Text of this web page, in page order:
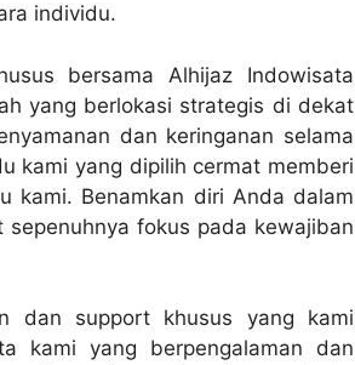
individu.
bersama Alhijaz Indowisata
yang berlokasi strategis di dekat
dan keringanan selama
kami yang dipilih cermat memberi
kami. Benamkan diri Anda dalam
fokus pada kewajiban
dan support khusus yang kami
kami yang berpengalaman dan